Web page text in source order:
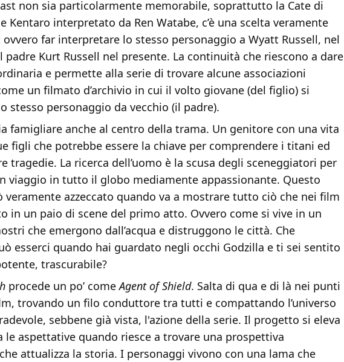
non sia particolarmente memorabile, soprattutto la Cate di
Kentaro interpretato da Ren Watabe, c’è una scelta veramente
far interpretare lo stesso personaggio a Wyatt Russell, nel
padre Kurt Russell nel presente. La continuità che riescono a dare
e permette alla serie di trovare alcune associazioni
un filmato d’archivio in cui il volto giovane (del figlio) si
stesso personaggio da vecchio (il padre).
famigliare anche al centro della trama. Un genitore con una vita
figli che potrebbe essere la chiave per comprendere i titani ed
tragedie. La ricerca dell’uomo è la scusa degli sceneggiatori per
viaggio in tutto il globo mediamente appassionante. Questo
veramente azzeccato quando va a mostrare tutto ciò che nei film
in un paio di scene del primo atto. Ovvero come si vive in un
che emergono dall’acqua e distruggono le città. Che
esserci quando hai guardato negli occhi Godzilla e ti sei sentito
trascurabile?
procede un po’ comeAgent of Shield. Salta di qua e di là nei punti
trovando un filo conduttore tra tutti e compattando l’universo
sebbene già vista, l'azione della serie. Il progetto si eleva
le aspettative quando riesce a trovare una prospettiva
attualizza la storia. I personaggi vivono con una lama che